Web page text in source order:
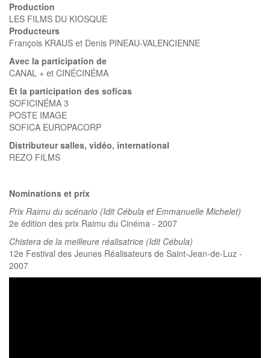
Production
LES FILMS DU KIOSQUE
Producteurs
François KRAUS et Denis PINEAU-VALENCIENNE
Avec la participation de
CANAL + et CINÉCINÉMA
Et la participation des soficas
SOFICINÉMA 3
POSTE IMAGE
SOFICA EUROPACORP
Distributeur salles, vidéo, international
REZO FILMS
Nominations et prix
Prix Raimu du scénario (Idit Cébula et Emmanuelle Michelet)
2e édition des prix Raimu du Cinéma - 2007
Chistera de la meilleure réalisatrice (Idit Cébula)
12e Festival des Jeunes Réalisateurs de Saint-Jean-de-Luz -
2007